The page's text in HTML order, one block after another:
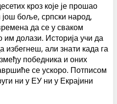
кроз које је прошао
боље, српски народ,
да се у сваком
долази. Историја учи да
али знати када га
победника и оних
се ускоро. Потписом
ни у ЕУ ни у Екрајини